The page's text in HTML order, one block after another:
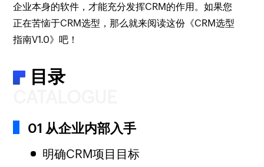
企业本身的软件，才能充分发挥CRM的作用。如果您
正在苦恼于CRM选型，那么就来阅读这份《CRM选型
指南V1.0》吧！
目录
01 从企业内部入手
明确CRM项目目标